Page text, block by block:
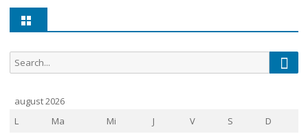
Search
for:
august 2026
L
Ma Mi J V S
D